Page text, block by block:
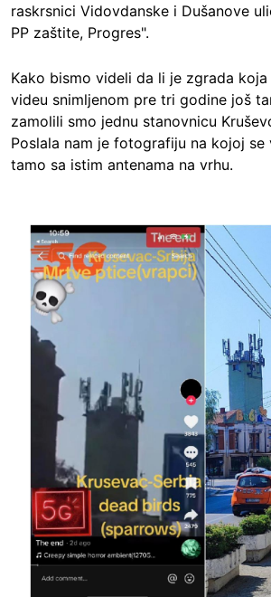
raskrsnici Vidovdanske i Dušanove
PP zaštite, Progres".
Kako bismo videli da li je zgrada
videu snimljenom pre tri godine još
zamolili smo jednu stanovnicu
Poslala nam je fotografiju na kojoj
tamo sa istim antenama na vrhu.
Image